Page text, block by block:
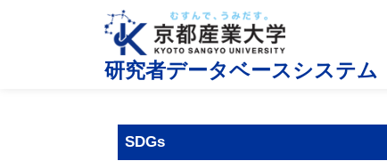
研究者データベースシステム
SDGs